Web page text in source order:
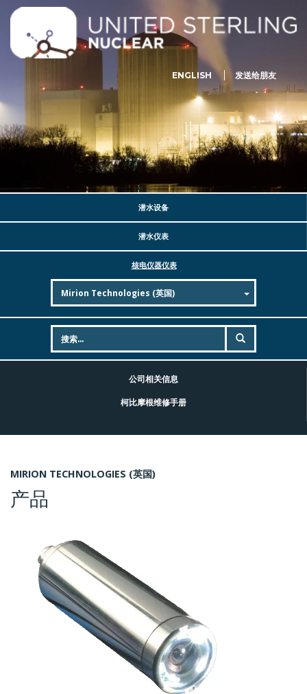
ENGLISH 发送给朋友
潜水设备
潜水仪表
核电仪器仪表
公司相关信息
柯比摩根维修手册
MIRION TECHNOLOGIES (英国)
产品